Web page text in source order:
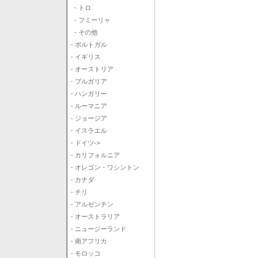
- トロ
- フミーリャ
- その他
- ポルトガル
- イギリス
- オーストリア
- ブルガリア
- ハンガリー
- ルーマニア
- ジョージア
- イスラエル
- ドイツ->
- カリフォルニア
- オレゴン・ワシントン
- カナダ
- チリ
- アルゼンチン
- オーストラリア
- ニュージーランド
- 南アフリカ
- モロッコ